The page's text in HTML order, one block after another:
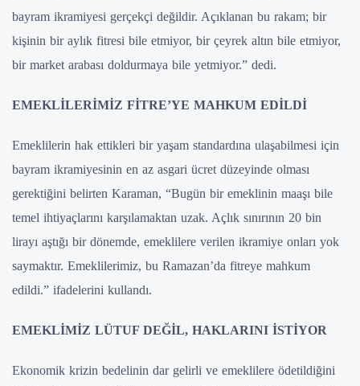
bayram ikramiyesi gerçekçi değildir. Açıklanan bu rakam; bir
kişinin bir aylık fitresi bile etmiyor, ⁠bir çeyrek altın bile etmiyor,
⁠bir market arabası doldurmaya bile yetmiyor.” dedi.
EMEKLİLERİMİZ FİTRE’YE MAHKUM EDİLDİ
Emeklilerin hak ettikleri bir yaşam standardına ulaşabilmesi için
bayram ikramiyesinin en az asgari ücret düzeyinde olması
gerektiğini belirten Karaman, “Bugün bir emeklinin maaşı bile
temel ihtiyaçlarını karşılamaktan uzak. Açlık sınırının 20 bin
lirayı aştığı bir dönemde, emeklilere verilen ikramiye onları yok
saymaktır. Emeklilerimiz, bu Ramazan’da fitreye mahkum
edildi.” ifadelerini kullandı.
EMEKLİMİZ LÜTUF DEĞİL, HAKLARINI İSTİYOR
Ekonomik krizin bedelinin dar gelirli ve emeklilere ödetildiğini